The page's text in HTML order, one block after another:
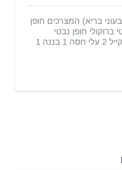
בריא) המצרכים חופן
ברוקולי חופן נבטי
אלפלפא 2 עלים של קייל 2 עלי חסה 1 בננה 1